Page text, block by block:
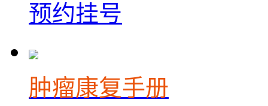
预约挂号
肿瘤康复手册